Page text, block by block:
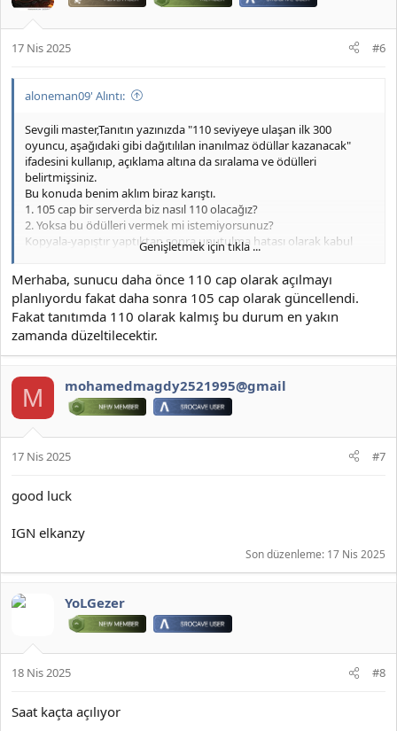
17 Nis 2025 #6
aloneman09' Alıntı:
Sevgili master,Tanıtın yazınızda "110 seviyeye ulaşan ilk 300
oyuncu, aşağıdaki gibi dağıtılılan inanılmaz ödüllar kazanacak"
ifadesini kullanıp, açıklama altına da sıralama ve ödülleri
belirtmişsiniz.
Bu konuda benim aklım biraz karıştı.
1. 105 cap bir serverda biz nasıl 110 olacağız?
2. Yoksa bu ödülleri vermek mi istemiyorsunuz?
Kopyala-yapıştır yaptıktan sonra unutulma hatası olarak kabul
ediyor; Zamanla düzeltileceğini umuyorum.
Oyuncunuz bol, kazancınız dailm olsun.
Sevgilerle...
Genişletmek için tıkla ...
Merhaba, sunucu daha önce 110 cap olarak açılmayı
planlıyordu fakat daha sonra 105 cap olarak güncellendi.
Fakat tanıtımda 110 olarak kalmış bu durum en yakın
zamanda düzeltilecektir.
M mohamedmagdy2521995@gmail
17 Nis 2025 #7
good luck
IGN elkanzy
Son düzenleme: 17 Nis 2025
YoLGezer
18 Nis 2025 #8
Saat kaçta açılıyor